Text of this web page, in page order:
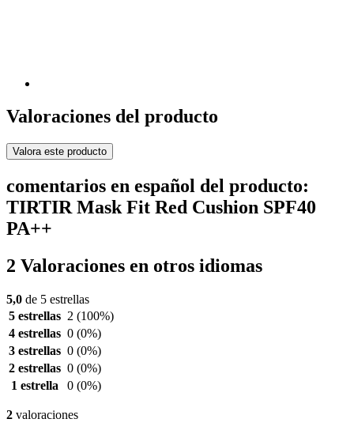
Valoraciones del producto
Valora este producto
comentarios en español del producto:
TIRTIR Mask Fit Red Cushion SPF40
PA++
2 Valoraciones en otros idiomas
5,0 de 5 estrellas
5 estrellas 2 (100%)
4 estrellas 0 (0%)
3 estrellas 0 (0%)
2 estrellas 0 (0%)
1 estrella
0 (0%)
2 valoraciones